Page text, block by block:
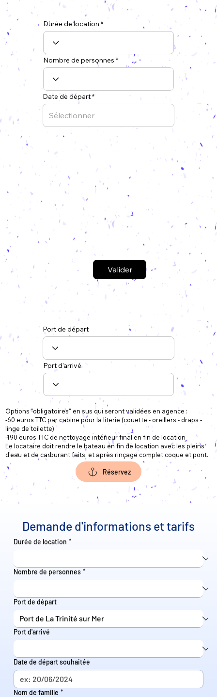
Réservez
Port de départ
Port d'arrivé
Nombre de personnes
Durée de location
Valider
Date de départ
Options "obligatoires" en sus qui seront validées en agence :
-60 euros TTC par cabine pour la literie (couette - oreillers - draps -
linge de toilette)
-190 euros TTC de nettoyage intérieur final en fin de location
Le locataire doit rendre le bateau en fin de location avec les pleins
d'eau et de carburant faits, et après rinçage complet coque et pont.
Demande d'informations et tarifs
Durée de location *
Nombre de personnes *
Port de départ
Port d'arrivé
Date de départ souhaitée
Nom de famille *